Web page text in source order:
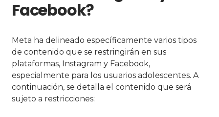
Facebook?
Meta ha delineado específicamente varios tipos
de contenido que se restringirán en sus
plataformas, Instagram y Facebook,
especialmente para los usuarios adolescentes. A
continuación, se detalla el contenido que será
sujeto a restricciones: